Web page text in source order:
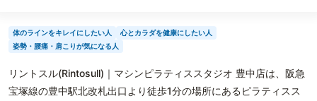
体のラインをキレイにしたい人
心とカラダを健康にしたい人
姿勢・腰痛・肩こりが気になる人
リントスル(Rintosull)｜マシンピラティススタジオ 豊中店は、阪急
宝塚線の豊中駅北改札出口より徒歩1分の場所にあるピラティスス